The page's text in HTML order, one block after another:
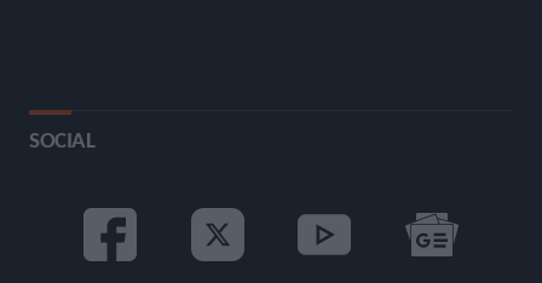
SOCIAL